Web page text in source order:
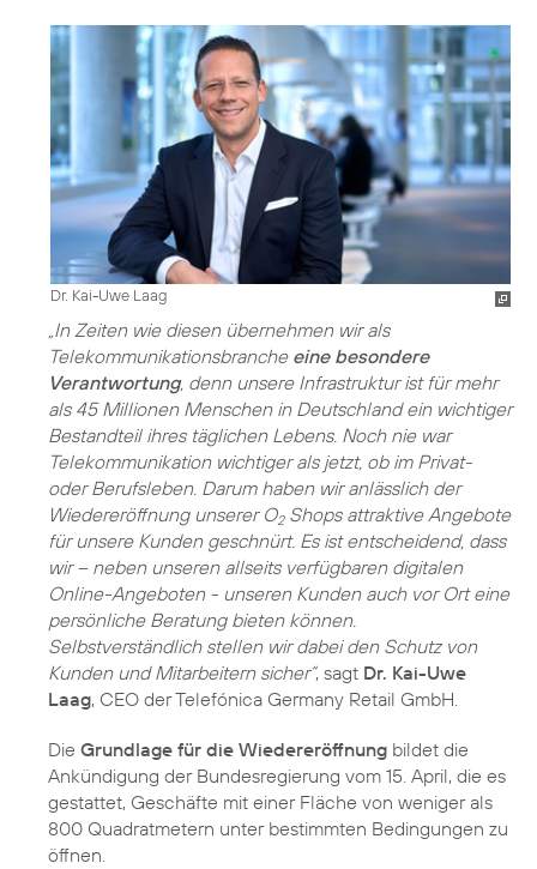
Dr. Kai-Uwe Laag
„In Zeiten wie diesen übernehmen wir als
Telekommunikationsbranche eine besondere
Verantwortung, denn unsere Infrastruktur ist für mehr
als 45 Millionen Menschen in Deutschland ein wichtiger
Bestandteil ihres täglichen Lebens. Noch nie war
Telekommunikation wichtiger als jetzt, ob im Privat-
oder Berufsleben. Darum haben wir anlässlich der
Wiedereröffnung unserer O2Shops attraktive Angebote
für unsere Kunden geschnürt. Es ist entscheidend, dass
wir – neben unseren allseits verfügbaren digitalen
Online-Angeboten - unseren Kunden auch vor Ort eine
persönliche Beratung bieten können.
Selbstverständlich stellen wir dabei den Schutz von
Kunden und Mitarbeitern sicher“, sagt Dr. Kai-Uwe
Laag, CEO der Telefónica Germany Retail GmbH.
Die Grundlage für die Wiedereröffnung bildet die
Ankündigung der Bundesregierung vom 15. April, die es
gestattet, Geschäfte mit einer Fläche von weniger als
800 Quadratmetern unter bestimmten Bedingungen zu
öffnen.